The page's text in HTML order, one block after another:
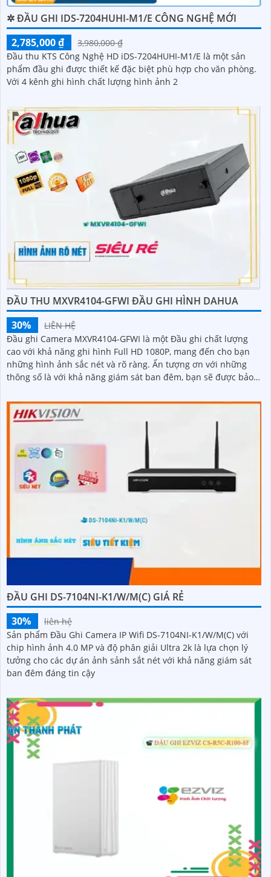
✲ ĐẦU GHI IDS-7204HUHI-M1/E CÔNG NGHỆ MỚI
2,785,000 ₫
3,980,000 ₫
Đầu thu KTS Công Nghệ HD iDS-7204HUHI-M1/E là một sản
phẩm đầu ghi được thiết kế đặc biệt phù hợp cho văn phòng.
Với 4 kênh ghi hình chất lượng hình ảnh 2
ĐẦU THU MXVR4104-GFWI ĐẦU GHI HÌNH DAHUA
30%
LIÊN HỆ
Đầu ghi Camera MXVR4104-GFWI là một Đầu ghi chất lượng
cao với khả năng ghi hình Full HD 1080P, mang đến cho bạn
những hình ảnh sắc nét và rõ ràng. Ấn tượng ơn với những
thông số là với khả năng giám sát ban đêm, bạn sẽ được bảo
ĐẦU GHI DS-7104NI-K1/W/M(C) GIÁ RẺ
30%
liên hệ
Sản phẩm Đầu Ghi Camera IP Wifi DS-7104NI-K1/W/M(C) với
chip hình ảnh 4.0 MP và độ phân giải Ultra 2k là lựa chọn lý
tưởng cho các dự án ảnh sảnh sắt nét với khả năng giám sát
ban đêm đáng tin cậy